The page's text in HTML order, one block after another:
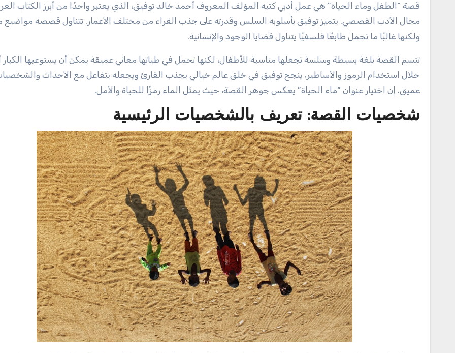
قصة “الطفل وماء الحياة” هي عمل أدبي كتبه المؤلف المعروف أحمد خالد توفيق، الذي يعتبر واحدًا من أبرز الكتاب
مجال الأدب القصصي. يتميز توفيق بأسلوبه السلس وقدرته على جذب القراء من مختلف الأعمار. تتناول قصصه مواضيع
ولكنها غالبًا ما تحمل طابعًا فلسفيًا يتناول قضايا الوجود والإنسانية.
تتسم القصة بلغة بسيطة وسلسة تجعلها مناسبة للأطفال، لكنها تحمل في طياتها معاني عميقة يمكن أن يستوعبها
خلال استخدام الرموز والأساطير، ينجح توفيق في خلق عالم خيالي يجذب القارئ ويجعله يتفاعل مع الأحداث
عميق. إن اختيار عنوان “ماء الحياة” يعكس جوهر القصة، حيث يمثل الماء رمزًا للحياة والأمل.
شخصيات القصة: تعريف بالشخصيات الرئيسية